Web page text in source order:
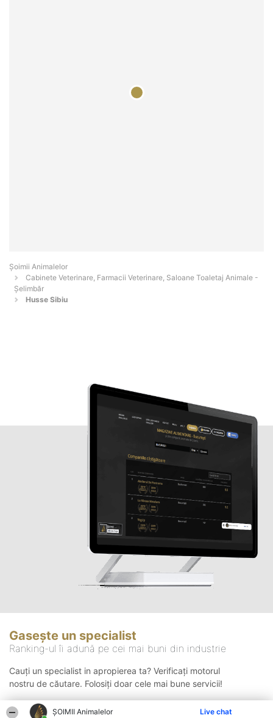
ŞOIMII Animalelor Live chat
Şoimii Animalelor
Cabinete Veterinare, Farmacii Veterinare, Saloane Toaletaj Animale -
Şelimbăr
Husse Sibiu
Gasește un specialist
Ranking-ul îi adună pe cei mai buni din industrie
Cauți un specialist in apropierea ta? Verificați motorul
nostru de căutare. Folosiți doar cele mai bune servicii!